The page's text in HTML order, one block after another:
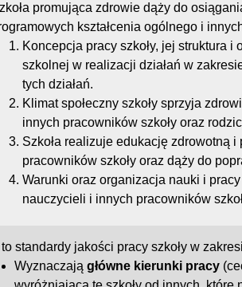
promująca zdrowie dąży do
kształcenia ogólnego i
Koncepcja pracy szkoły, jej struktura
szkolnej w realizacji działań w
tych działań.
Klimat społeczny szkoły sprzyja
innych pracowników szkoły oraz
Szkoła realizuje edukację zdrowotną
pracowników szkoły oraz dąży do
Warunki oraz organizacja nauki i
nauczycieli i innych pracowników
standardy jakości pracy szkoły w
Wyznaczają główne kierunki pracy